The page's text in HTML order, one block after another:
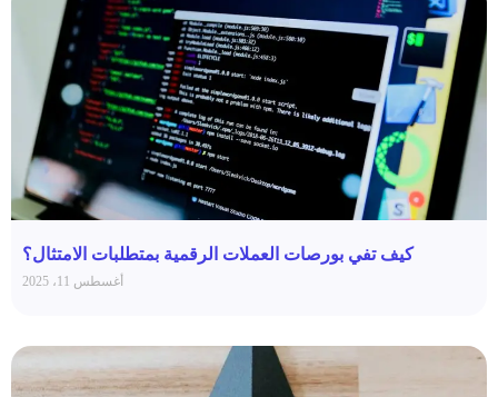
كيف تفي بورصات العملات الرقمية بمتطلبات الامتثال؟
أغسطس 11، 2025